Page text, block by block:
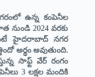
ఉన్న కంపెనీల
నుండి 2024 వరకు
హైదరాబాద్ నగర
అర్థం అవుతుంది.
సాఫ్ట్ వేర్ రంగం
3 లక్షల మందికి